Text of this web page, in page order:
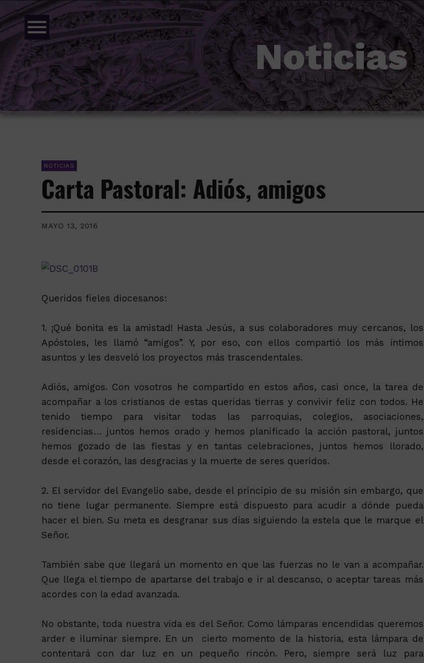
menu
Noticias
NOTICIAS
Carta Pastoral: Adiós, amigos
MAYO 13, 2016
Queridos fieles diocesanos:
1. ¡Qué bonita es la amistad! Hasta Jesús, a sus colaboradores muy cercanos, los
Apóstoles, les llamó “amigos”. Y, por eso, con ellos compartió los más íntimos
asuntos y les desveló los proyectos más trascendentales.
Adiós, amigos. Con vosotros he compartido en estos años, casi once, la tarea de
acompañar a los cristianos de estas queridas tierras y convivir feliz con todos. He
tenido tiempo para visitar todas las parroquias, colegios, asociaciones,
residencias… juntos hemos orado y hemos planificado la acción pastoral, juntos
hemos gozado de las fiestas y en tantas celebraciones, juntos hemos llorado,
desde el corazón, las desgracias y la muerte de seres queridos.
2. El servidor del Evangelio sabe, desde el principio de su misión sin embargo, que
no tiene lugar permanente. Siempre está dispuesto para acudir a dónde pueda
hacer el bien. Su meta es desgranar sus días siguiendo la estela que le marque el
Señor.
También sabe que llegará un momento en que las fuerzas no le van a acompañar.
Que llega el tiempo de apartarse del trabajo e ir al descanso, o aceptar tareas más
acordes con la edad avanzada.
No obstante, toda nuestra vida es del Señor. Como lámparas encendidas queremos
arder e iluminar siempre. En un cierto momento de la historia, esta lámpara de
contentará con dar luz en un pequeño rincón. Pero, siempre será luz para